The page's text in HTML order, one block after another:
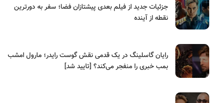
جزئیات جدید از فیلم بعدی پیشتازان فضا؛ سفر به دورترین
نقطه از آینده
رایان گاسلینگ در یک قدمی نقش گوست رایدر؛ مارول امشب
بمب خبری را منفجر می‌کند؟ [تایید شد]